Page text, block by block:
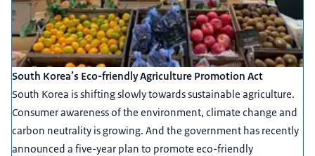
South Korea’s Eco-friendly Agriculture Promotion Act
South Korea is shifting slowly towards sustainable agriculture.
Consumer awareness of the environment, climate change and
carbon neutrality is growing. And the government has recently
announced a five-year plan to promote eco-friendly